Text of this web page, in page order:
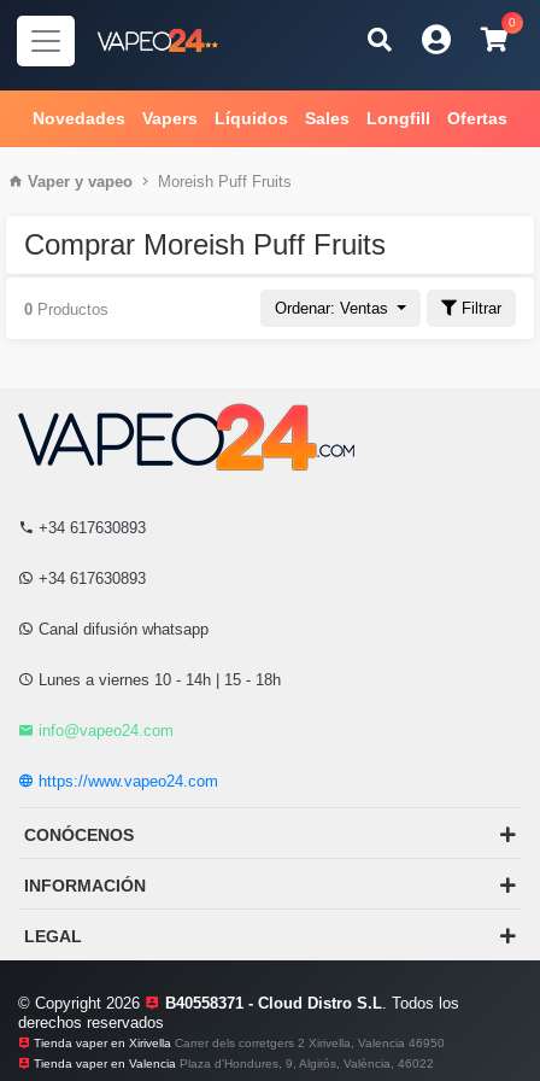
0
Novedades Vapers Líquidos Sales Longfill Ofertas
Vaper y vapeo Moreish Puff Fruits
Comprar Moreish Puff Fruits
Ordenar: Ventas Filtrar
0 Productos
+34 617630893
+34 617630893
Canal difusión whatsapp
Lunes a viernes 10 - 14h | 15 - 18h
info@vapeo24.com
https://www.vapeo24.com
CONÓCENOS
INFORMACIÓN
LEGAL
© Copyright 2026 B40558371 - Cloud Distro S.L. Todos los
derechos reservados
Tienda vaper en Xirivella Carrer dels corretgers 2 Xirivella, Valencia 46950
Tienda vaper en Valencia Plaza d'Hondures, 9, Algirós, València, 46022